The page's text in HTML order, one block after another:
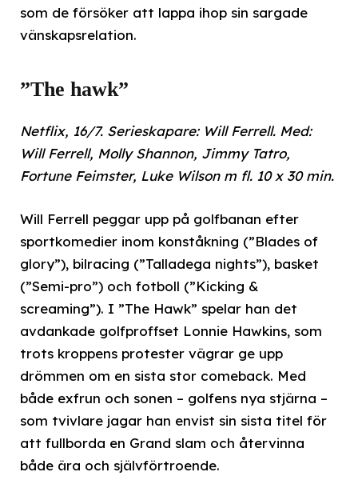
som de försöker att lappa ihop sin sargade
vänskapsrelation.
”The hawk”
Netflix, 16/7. Serieskapare: Will Ferrell. Med:
Will Ferrell, Molly Shannon, Jimmy Tatro,
Fortune Feimster, Luke Wilson m fl. 10 x 30 min.
Will Ferrell peggar upp på golfbanan efter
sportkomedier inom konståkning (”Blades of
glory”), bilracing (”Talladega nights”), basket
(”Semi-pro”) och fotboll (”Kicking &
screaming”). I ”The Hawk” spelar han det
avdankade golfproffset Lonnie Hawkins, som
trots kroppens protester vägrar ge upp
drömmen om en sista stor comeback. Med
både exfrun och sonen – golfens nya stjärna –
som tvivlare jagar han envist sin sista titel för
att fullborda en Grand slam och återvinna
både ära och självförtroende.